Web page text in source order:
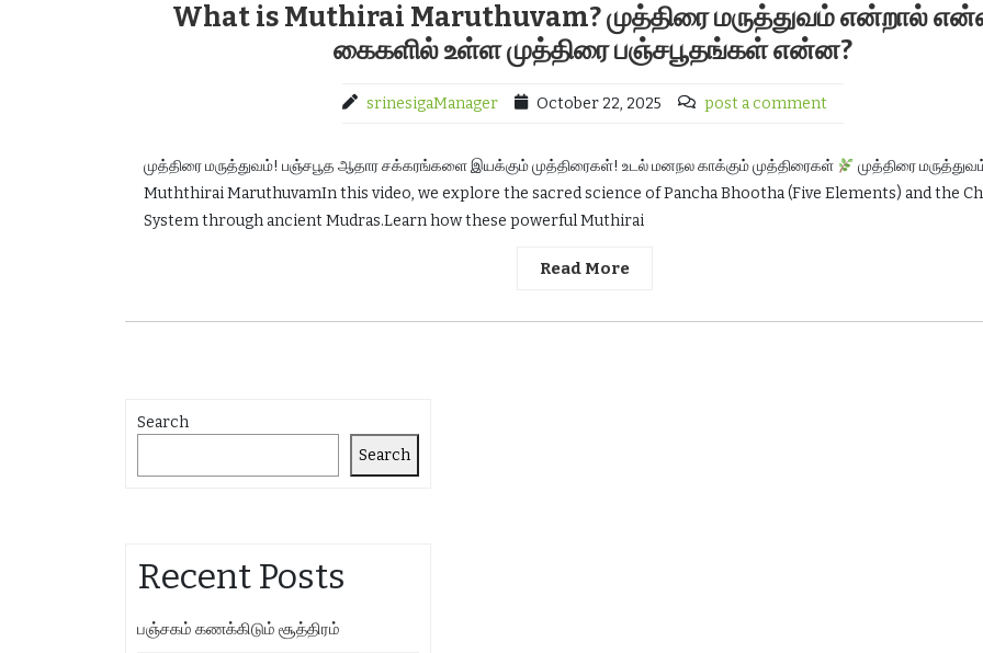
What is Muthirai Maruthuvam? முத்திரை மருத்துவம் என்றால்
கைகளில் உள்ள முத்திரை பஞ்சபூதங்கள் என்ன?
srinesigaManager October 22, 2025 post a comment
முத்திரை மருத்துவம்! பஞ்சபூத ஆதார சக்கரங்களை இயக்கும் முத்திரைகள்! உடல் மனநல காக்கும் முத்திரைகள்
முத்திரை
Muththirai MaruthuvamIn this video, we explore the sacred science of Pancha Bhootha (Five Elements) and the
System through ancient Mudras.Learn how these powerful Muthirai
Read More
Search
Search
Recent Posts
பஞ்சகம் கணக்கிடும் சூத்திரம்